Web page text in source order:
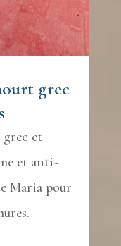
grec
grec et
et anti-
Maria pour